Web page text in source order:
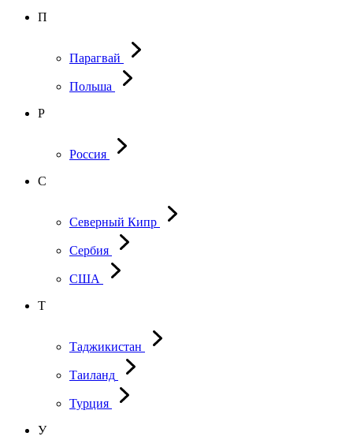
П
Парагвай
Польша
Р
Россия
С
Северный Кипр
Сербия
США
Т
Таджикистан
Таиланд
Турция
У